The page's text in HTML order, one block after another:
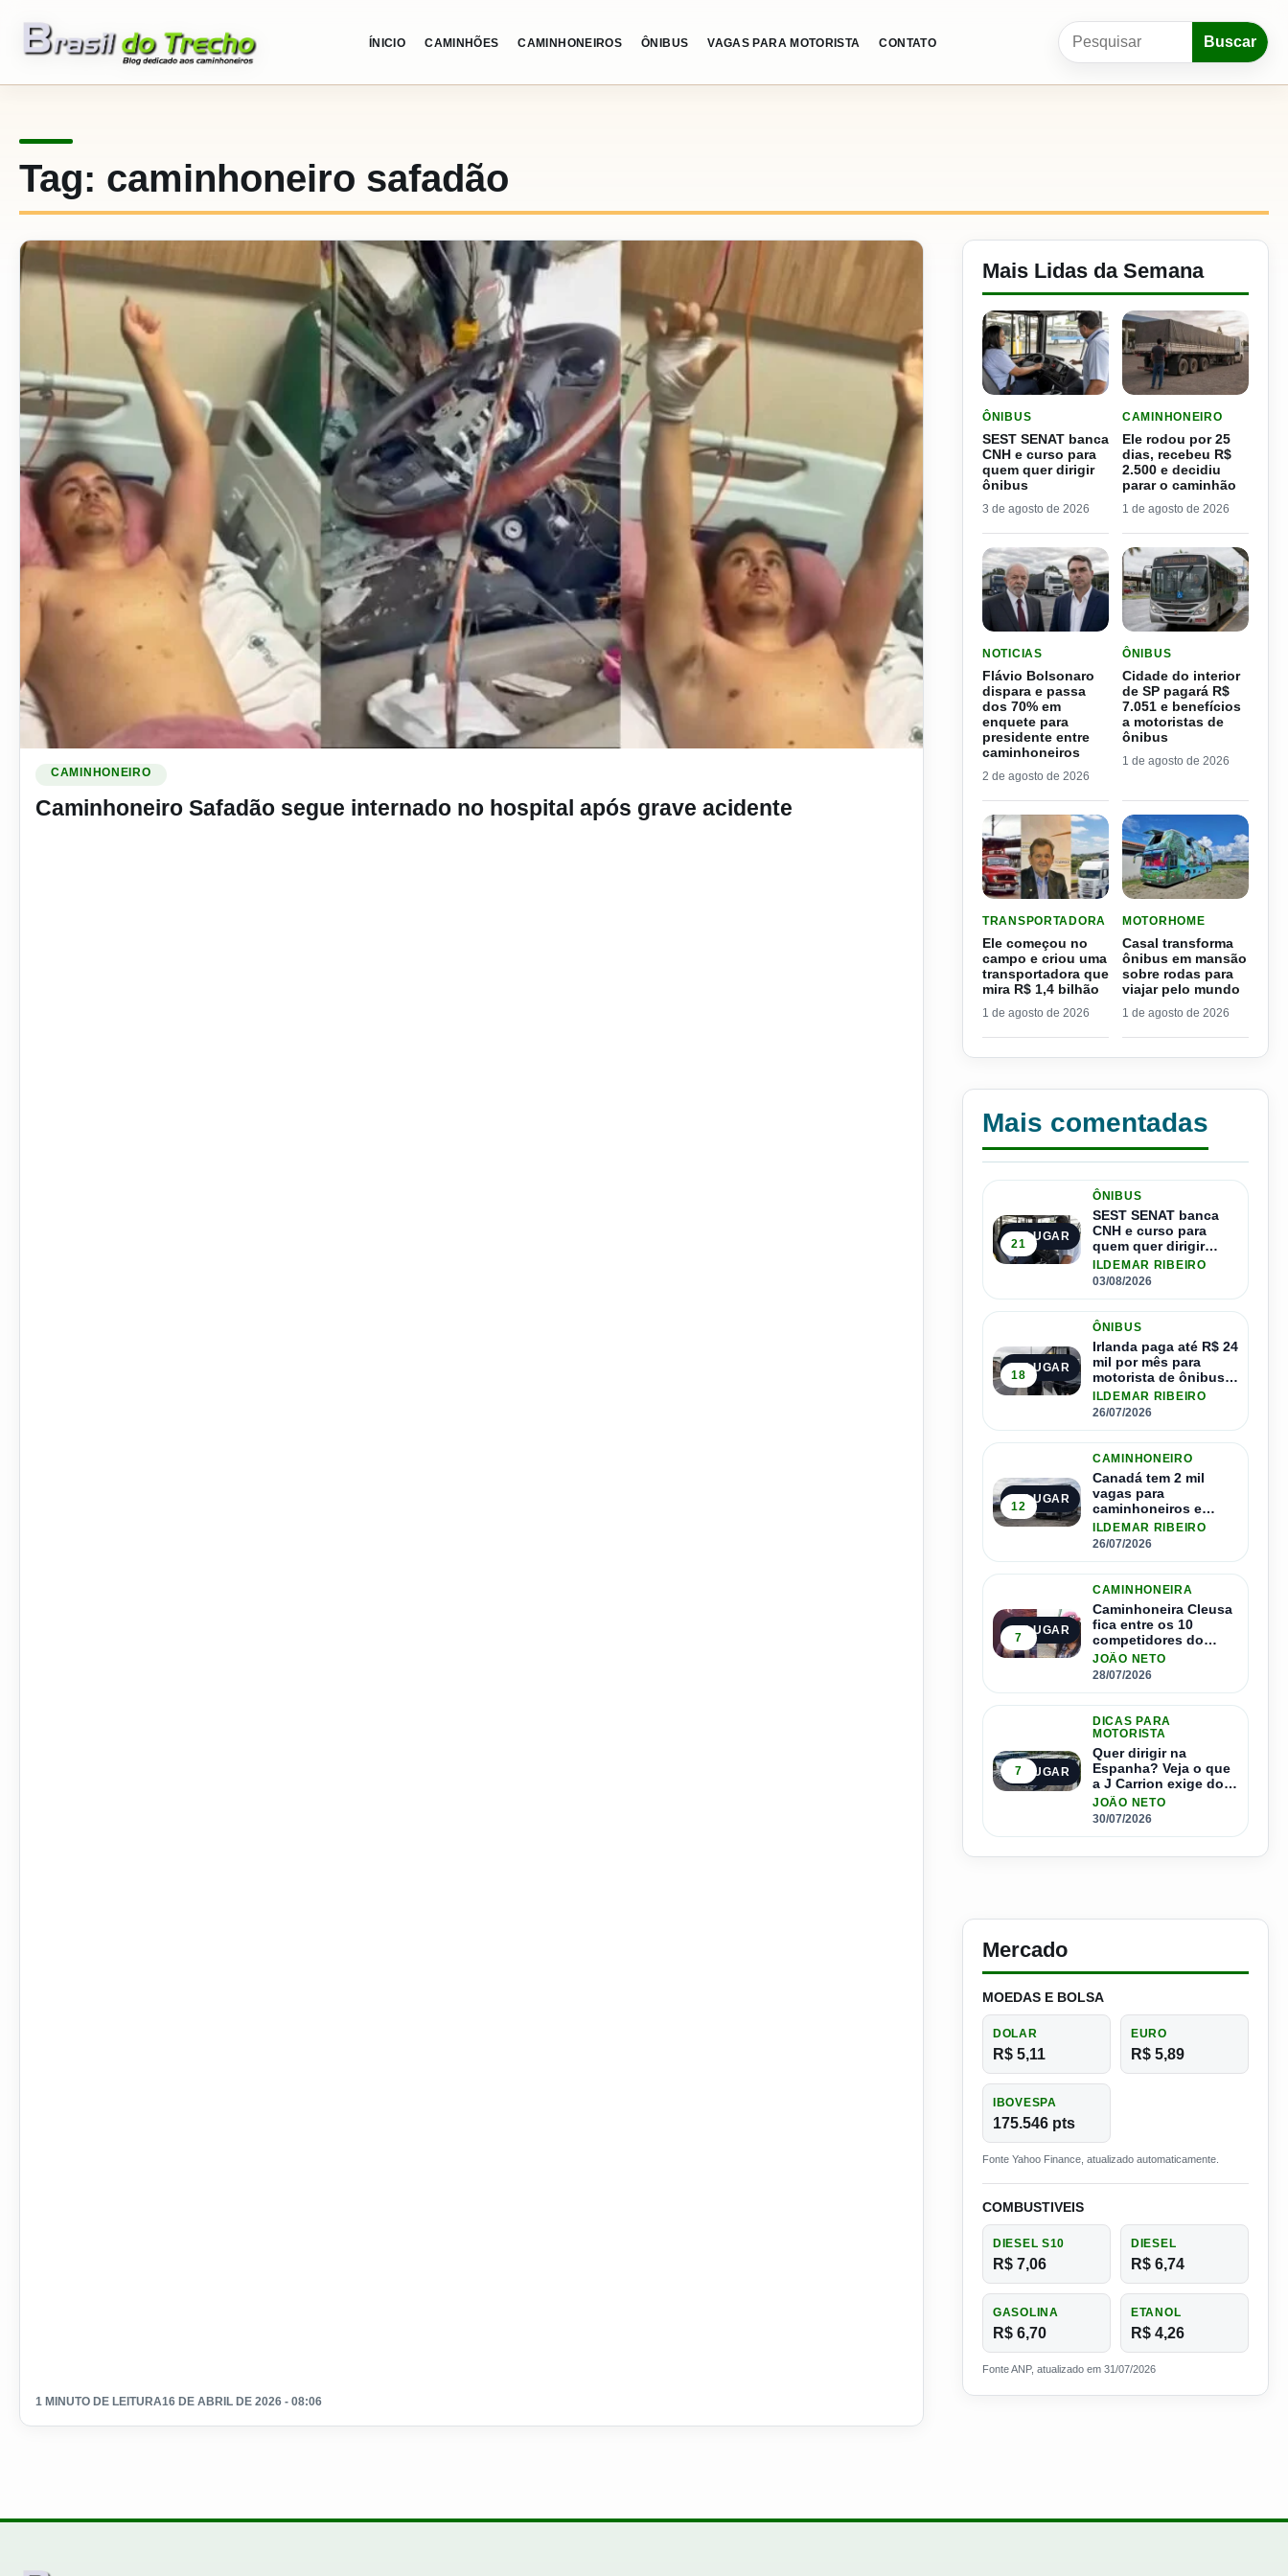
ÍNICIO CAMINHÕES CAMINHONEIROS ÔNIBUS VAGAS PARA MOTORISTA CONTATO
Pesquisar por:
Buscar
Tag: caminhoneiro safadão
CAMINHONEIRO
Caminhoneiro Safadão segue internado no hospital após grave acidente
1 MINUTO DE LEITURA16 DE ABRIL DE 2026 - 08:06
Mais Lidas da Semana
ÔNIBUS
SEST SENAT banca
CNH e curso para
quem quer dirigir
ônibus
3 de agosto de 2026
CAMINHONEIRO
Ele rodou por 25
dias, recebeu R$
2.500 e decidiu
parar o caminhão
1 de agosto de 2026
NOTICIAS
Flávio Bolsonaro
dispara e passa
dos 70% em
enquete para
presidente entre
caminhoneiros
2 de agosto de 2026
ÔNIBUS
Cidade do interior
de SP pagará R$
7.051 e benefícios
a motoristas de
ônibus
1 de agosto de 2026
TRANSPORTADORA
Ele começou no
campo e criou uma
transportadora que
mira R$ 1,4 bilhão
1 de agosto de 2026
MOTORHOME
Casal transforma
ônibus em mansão
sobre rodas para
viajar pelo mundo
1 de agosto de 2026
Mais comentadas
1º LUGAR
21
ÔNIBUS
SEST SENAT banca
CNH e curso para
quem quer dirigir
ônibus
ILDEMAR RIBEIRO
03/08/2026
2º LUGAR
18
ÔNIBUS
Irlanda paga até R$ 24
mil por mês para
motorista de ônibus e
pode contratar até
1.500 motoristas
ILDEMAR RIBEIRO
26/07/2026
3º LUGAR
12
CAMINHONEIRO
Canadá tem 2 mil
vagas para
caminhoneiros e
salário de até R$ 24
mil por mês
ILDEMAR RIBEIRO
26/07/2026
4º LUGAR
7
CAMINHONEIRA
Caminhoneira Cleusa
fica entre os 10
competidores do
Master Driver Brasil
JOÃO NETO
28/07/2026
5º LUGAR
7
DICAS PARA
MOTORISTA
Quer dirigir na
Espanha? Veja o que
a J Carrion exige dos
brasileiros
JOÃO NETO
30/07/2026
Mercado
MOEDAS E BOLSA
DOLAR
R$ 5,11
EURO
R$ 5,89
IBOVESPA
175.546 pts
Fonte Yahoo Finance, atualizado automaticamente.
COMBUSTIVEIS
DIESEL S10
R$ 7,06
DIESEL
R$ 6,74
GASOLINA
R$ 6,70
ETANOL
R$ 4,26
Fonte ANP, atualizado em 31/07/2026